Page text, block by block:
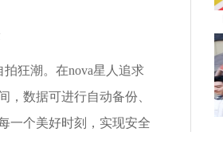
狂潮。在nova星人追求
数据可进行自动备份、
一个美好时刻，实现安全